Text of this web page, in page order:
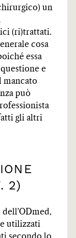
un
(ri)trattati.
cosa
essa
e
mancato
può
gli altri
2)
dell'ODmed,
utilizzati